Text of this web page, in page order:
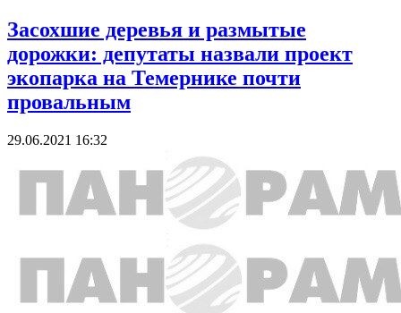
Засохшие деревья и размытые
дорожки: депутаты назвали проект
экопарка на Темернике почти
провальным
29.06.2021 16:32